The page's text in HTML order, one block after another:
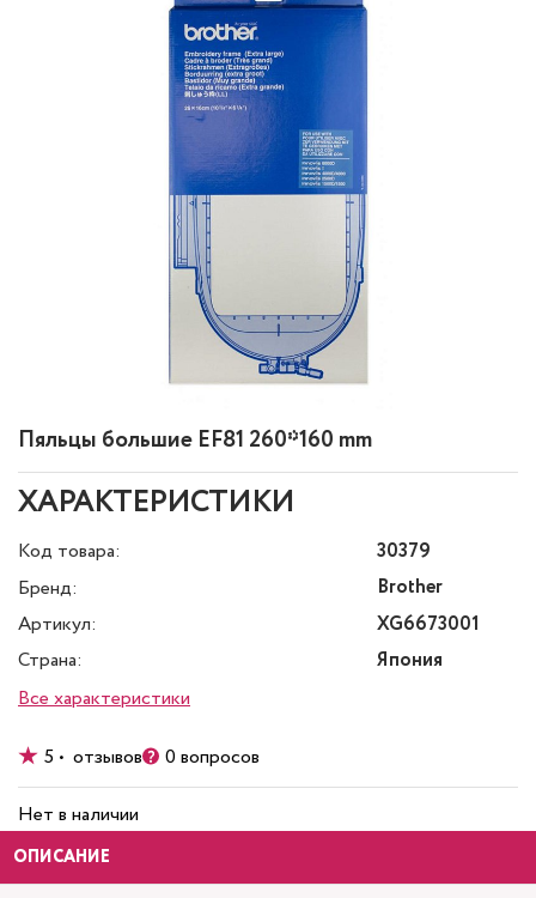
Пяльцы большие EF81 260*160 mm
ХАРАКТЕРИСТИКИ
Код товара:
30379
Бренд:
Brother
Артикул:
XG6673001
Страна:
Япония
Все характеристики
5 • отзывов 0 вопросов
Нет в наличии
ОПИСАНИЕ